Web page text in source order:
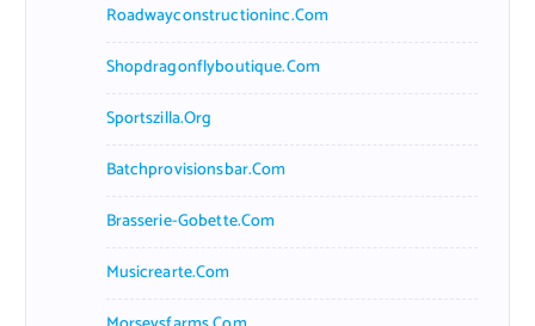
Roadwayconstructioninc.com
Shopdragonflyboutique.com
Sportszilla.org
Batchprovisionsbar.com
Brasserie-Gobette.com
Musicrearte.com